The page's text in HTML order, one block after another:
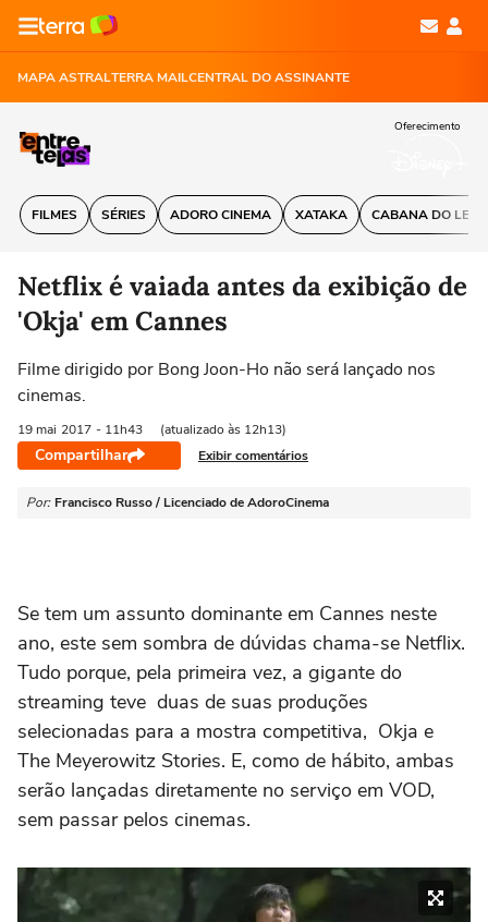
MAPA ASTRALTERRA MAILCENTRAL DO ASSINANTE
FILMES SÉRIES ADORO CINEMA XATAKA CABANA DO
Oferecimento
Netflix é vaiada antes da exibição de
'Okja' em Cannes
Filme dirigido por Bong Joon-Ho não será lançado nos
cinemas.
19 mai 2017 - 11h43 (atualizado às 12h13)
Compartilhar Exibir comentários
Por: Francisco Russo / Licenciado de AdoroCinema
Se tem um assunto dominante em Cannes neste
ano, este sem sombra de dúvidas chama-se Netflix.
Tudo porque, pela primeira vez, a gigante do
streaming teve duas de suas produções
selecionadas para a mostra competitiva, Okja e
The Meyerowitz Stories. E, como de hábito, ambas
serão lançadas diretamente no serviço em VOD,
sem passar pelos cinemas.